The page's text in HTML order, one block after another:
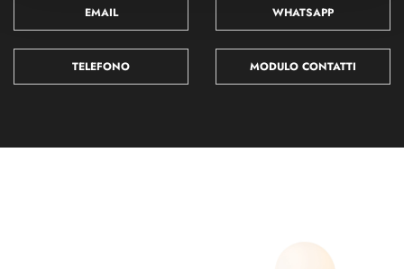
EMAIL WHATSAPP
TELEFONO MODULO CONTATTI